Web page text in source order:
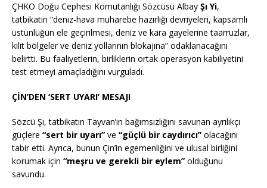
ÇHKO Doğu Cephesi Komutanlığı Sözcüsü Albay Şı Yi,
tatbikatın “deniz-hava muharebe hazırlığı devriyeleri, kapsamlı
üstünlüğün ele geçirilmesi, deniz ve kara gayelerine taarruzlar,
kilit bölgeler ve deniz yollarının blokajına” odaklanacağını
belirtti. Bu faaliyetlerin, birliklerin ortak operasyon kabiliyetini
test etmeyi amaçladığını vurguladı.
ÇİN’DEN ‘SERT UYARI’ MESAJI
Sözcü Şı, tatbikatın Tayvan’ın bağımsızlığını savunan ayrılıkçı
güçlere “sert bir uyarı” ve “güçlü bir caydırıcı” olacağını
tabir etti. Ayrıca, bunun Çin’in egemenliğini ve ulusal birliğini
korumak için “meşru ve gerekli bir eylem” olduğunu
savundu.